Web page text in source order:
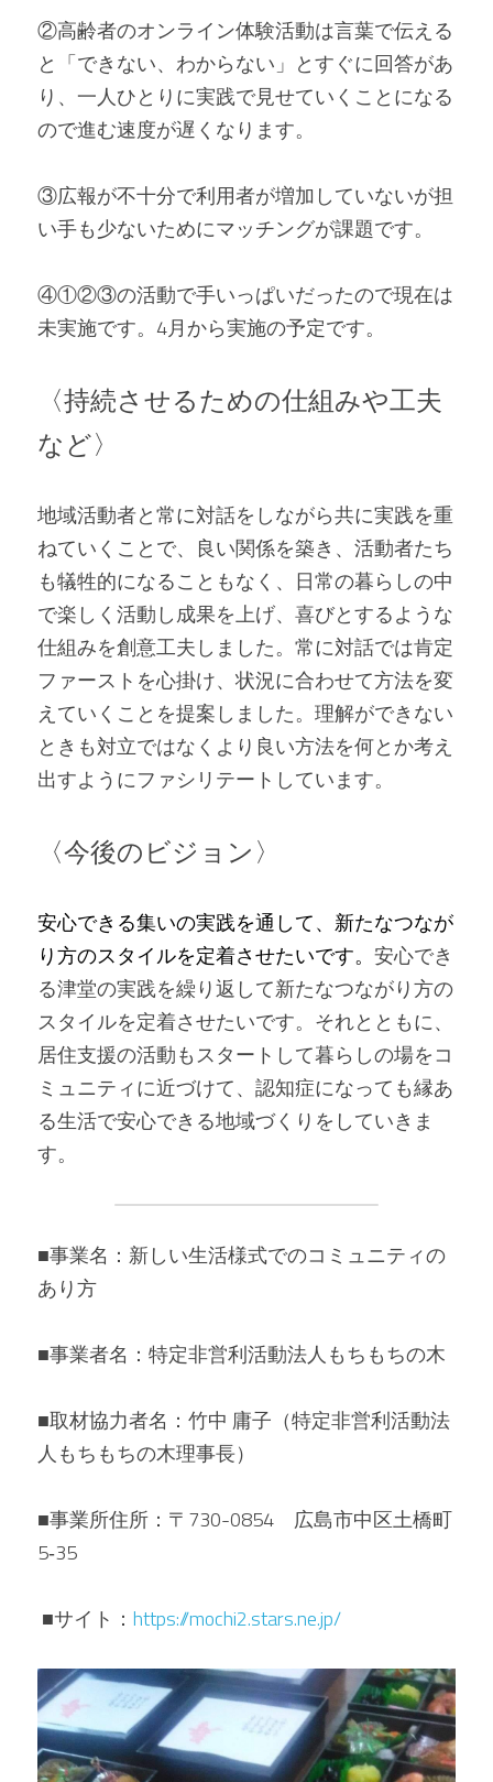
②高齢者のオンライン体験活動は言葉で伝える
と「できない、わからない」とすぐに回答があ
り、一人ひとりに実践で見せていくことになる
ので進む速度が遅くなります。
③広報が不十分で利用者が増加していないが担
い手も少ないためにマッチングが課題です。
④①②③の活動で手いっぱいだったので現在は
未実施です。4月から実施の予定です。
〈持続させるための仕組みや工夫
など〉
地域活動者と常に対話をしながら共に実践を重
ねていくことで、良い関係を築き、活動者たち
も犠牲的になることもなく、日常の暮らしの中
で楽しく活動し成果を上げ、喜びとするような
仕組みを創意工夫しました。常に対話では肯定
ファーストを心掛け、状況に合わせて方法を変
えていくことを提案しました。理解ができない
ときも対立ではなくより良い方法を何とか考え
出すようにファシリテートしています。
〈今後のビジョン〉
安心できる集いの実践を通して、新たなつなが
り方のスタイルを定着させたいです。 安心でき
る津堂の実践を繰り返して新たなつながり方の
スタイルを定着させたいです。それとともに、
居住支援の活動もスタートして暮らしの場をコ
ミュニティに近づけて、認知症になっても縁あ
る生活で安心できる地域づくりをしていきま
す。
■事業名：新しい生活様式でのコミュニティの
あり方
■事業者名：特定非営利活動法人もちもちの木
■取材協力者名：竹中 庸子（特定非営利活動法
人もちもちの木理事長）
■事業所住所：〒730-0854　広島市中区土橋町
5‐35
■サイト： https://mochi2.stars.ne.jp/